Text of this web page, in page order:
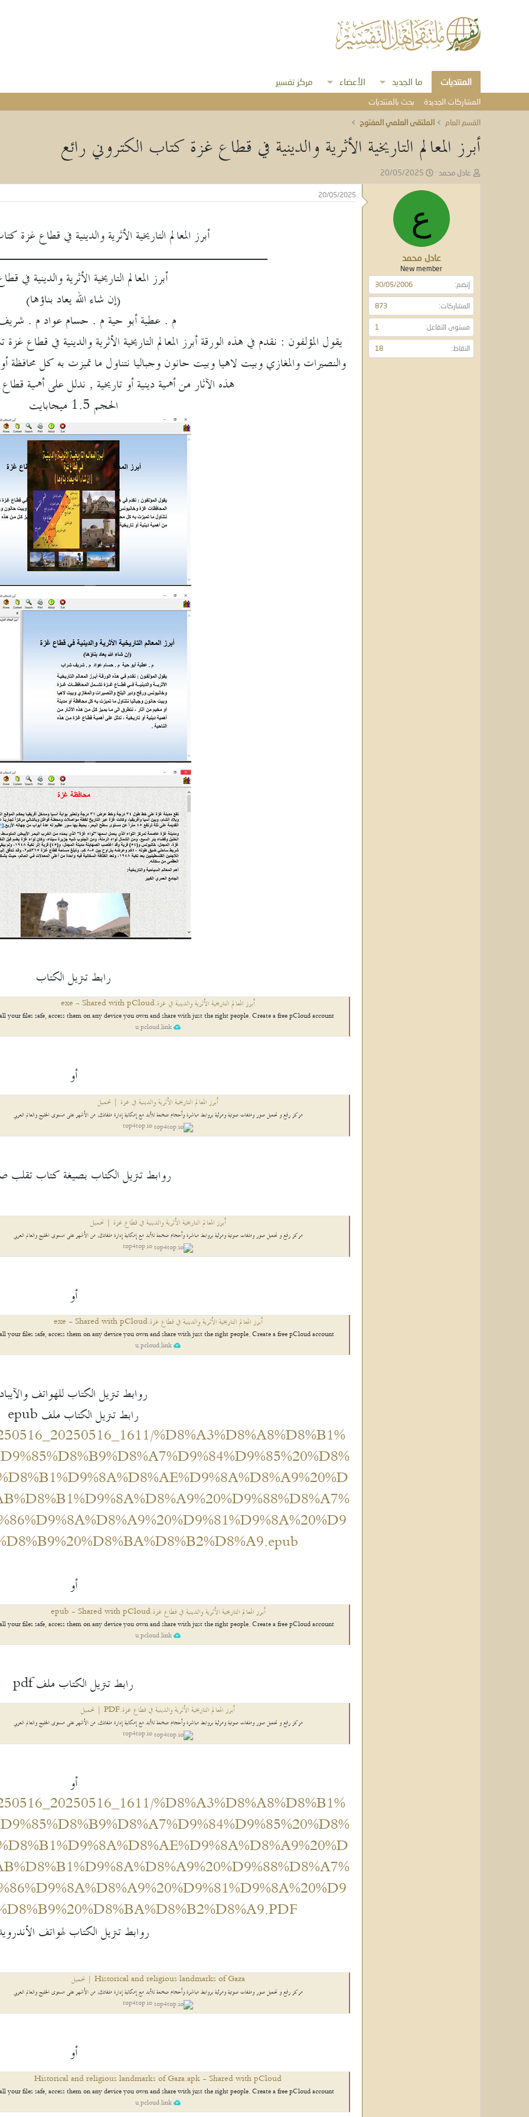
المنتديات ما الجديد الأعضاء مركز تفسير
المشاركات الجديدة بحث بالمنتديات
القسم العام الملتقى العلمي المفتوح
أبرز المعالم التاريخية الأثرية والدينية في قطاع غزة كتاب الكتروني رائع
ب
ا
ع
عادل محمد
ت
ا
ر
خ
ا
ل
ب
د
ء
20/05/2025
ع
عادل محمد
New member
إنضم
30/05/2006
المشاركات 873
مستوى التفاعل 1
النقاط 18
20/05/2025
أبرز المعالم التاريخية الأثرية والدينية في قطاع غزة
أبرز المعالم التاريخية الأثرية والدينية في
(إن شاء الله يعاد بناؤها)
م . عطية أبو حية م . حسام عواد م .
يقول المؤلفون : نقدم في هذه الورقة أبرز المعالم التاريخية الأثرية والدينية في
والنصيرات والمغازي وبيت لاهيا وبيت حانون وجباليا نتناول ما تميزت به كل
هذه الآثار من أهمية دينية أو تاريخية , ندلل على أهمية
الحجم 1.5 ميجابايت
رابط تنزيل الكتاب
أبرز المعالم التاريخية الأثرية والدينية في غزة.exe - Shared with pCloud
your files safe, access them on any device you own and share with just the right people. Create a free pCloud account!
u.pcloud.link
أو
أبرز المعالم التاريخية الأثرية والدينية في غزة | تحميل
مركز رفع و تحميل صور وملفات صوتية ومرئية بروابط مباشرة وأحجام ضخمة للأبد مع إمكانية إدارة ملفاتك، من الأشهر على مستوى الخليج والعالم العربي
top4top.io
روابط تنزيل الكتاب بصيغة كتاب تقلب
أبرز المعالم التاريخية الأثرية والدينية في قطاع غزة | تحميل
مركز رفع و تحميل صور وملفات صوتية ومرئية بروابط مباشرة وأحجام ضخمة للأبد مع إمكانية إدارة ملفاتك، من الأشهر على مستوى الخليج والعالم العربي
top4top.io
أو
أبرز المعالم التاريخية الأثرية والدينية في قطاع غزة.exe - Shared with pCloud
your files safe, access them on any device you own and share with just the right people. Create a free pCloud account!
u.pcloud.link
روابط تنزيل الكتاب للهواتف
رابط تنزيل الكتاب ملف epub
%D8%A3%D8%A8%D8%B1%
أو
أبرز المعالم التاريخية الأثرية والدينية في قطاع غزة.epub - Shared with pCloud
your files safe, access them on any device you own and share with just the right people. Create a free pCloud account!
u.pcloud.link
رابط تنزيل الكتاب ملف pdf
أبرز المعالم التاريخية الأثرية والدينية في قطاع غزة.PDF | تحميل
مركز رفع و تحميل صور وملفات صوتية ومرئية بروابط مباشرة وأحجام ضخمة للأبد مع إمكانية إدارة ملفاتك، من الأشهر على مستوى الخليج والعالم العربي
top4top.io
أو
%D8%A3%D8%A8%D8%B1%
روابط تنزيل الكتاب لهواتف
Historical and religious landmarks of Gaza | تحميل
مركز رفع و تحميل صور وملفات صوتية ومرئية بروابط مباشرة وأحجام ضخمة للأبد مع إمكانية إدارة ملفاتك، من الأشهر على مستوى الخليج والعالم العربي
top4top.io
أو
Historical and religious landmarks of Gaza.apk - Shared with pCloud
your files safe, access them on any device you own and share with just the right people. Create a free pCloud account!
u.pcloud.link